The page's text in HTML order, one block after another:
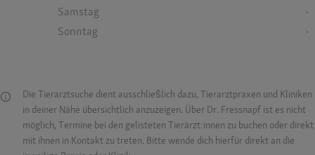
Samstag
-
Sonntag
-
Die Tierarztsuche dient ausschließlich dazu, Tierarztpraxen und Kliniken
in deiner Nähe übersichtlich anzuzeigen. Über Dr. Fressnapf ist es nicht
möglich, Termine bei den gelisteten Tierärzt:innen zu buchen oder direkt
mit ihnen in Kontakt zu treten. Bitte wende dich hierfür direkt an die